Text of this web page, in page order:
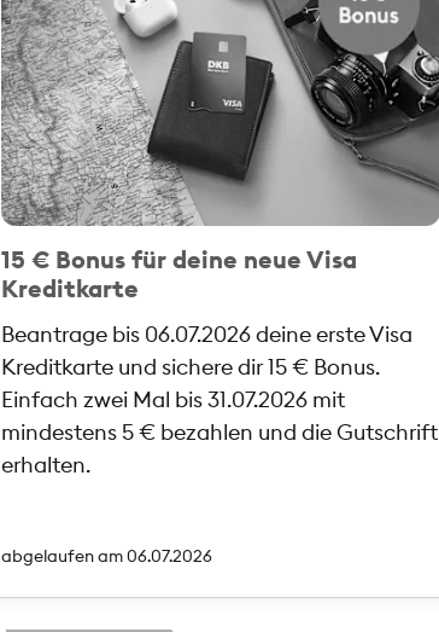
15 € Bonus für deine neue Visa
Kreditkarte
Beantrage bis 06.07.2026 deine erste Visa
Kreditkarte und sichere dir 15 € Bonus.
Einfach zwei Mal bis 31.07.2026 mit
mindestens 5 € bezahlen und die Gutschrift
erhalten.
abgelaufen am 06.07.2026